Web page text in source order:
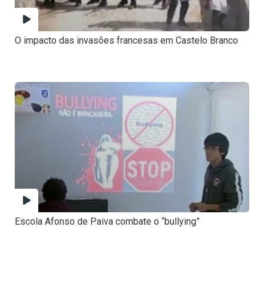
O impacto das invasões francesas em Castelo Branco
Escola Afonso de Paiva combate o “bullying”